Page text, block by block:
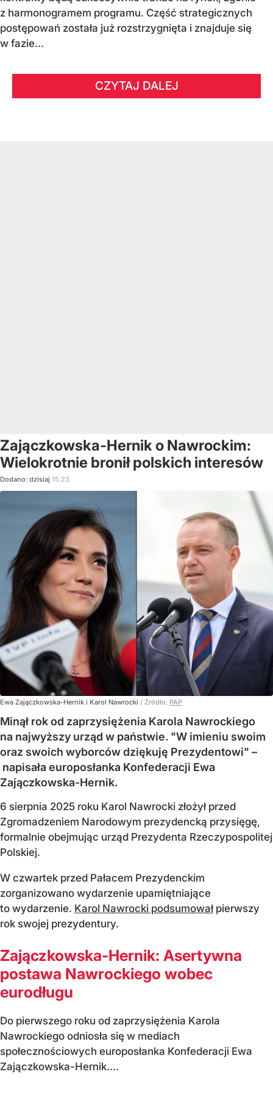
z harmonogramem programu. Część strategicznych
postępowań została już rozstrzygnięta i znajduje się
w fazie...
CZYTAJ DALEJ
Zajączkowska-Hernik o Nawrockim:
Wielokrotnie bronił polskich interesów
Dodano: dzisiaj 15:23
Ewa Zajączkowska-Hernik i Karol Nawrocki / Źródło: PAP
Minął rok od zaprzysiężenia Karola Nawrockiego
na najwyższy urząd w państwie. "W imieniu swoim
oraz swoich wyborców dziękuję Prezydentowi" –
napisała europosłanka Konfederacji Ewa
Zajączkowska-Hernik.
6 sierpnia 2025 roku Karol Nawrocki złożył przed
Zgromadzeniem Narodowym prezydencką przysięgę,
formalnie obejmując urząd Prezydenta Rzeczypospolitej
Polskiej.
W czwartek przed Pałacem Prezydenckim
zorganizowano wydarzenie upamiętniające
to wydarzenie. Karol Nawrocki podsumowałpierwszy
rok swojej prezydentury.
Zajączkowska-Hernik: Asertywna
postawa Nawrockiego wobec
eurodługu
Do pierwszego roku od zaprzysiężenia Karola
Nawrockiego odniosła się w mediach
społecznościowych europosłanka Konfederacji Ewa
Zajączkowska-Hernik....